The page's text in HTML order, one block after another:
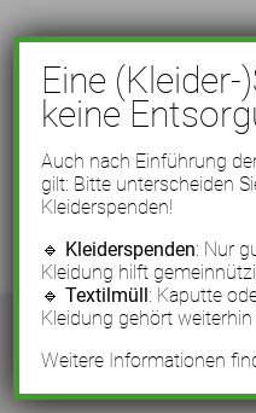
Eine
keine
Auch nach Einführung
gilt: Bitte unterscheiden
Kleiderspenden!
🔹 Kleiderspenden: Nur
Kleidung hilft
🔹Textilmüll: Kaputte
Kleidung gehört
Weitere Informationen